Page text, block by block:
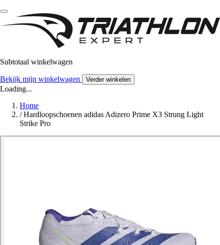
Subtotaal winkelwagen
Bekijk mijn winkelwagen Verder winkelen
Loading...
Home
/ Hardloopschoenen adidas Adizero Prime X3 Strung Light
Strike Pro